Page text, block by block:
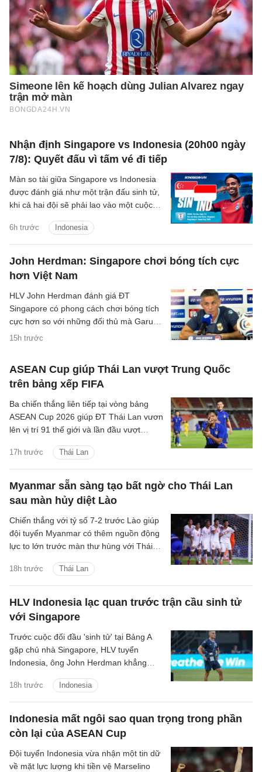
Nhận định Singapore vs Indonesia (20h00 ngày
7/8): Quyết đấu vì tấm vé đi tiếp
6h trước Indonesia
Màn so tài giữa Singapore vs Indonesia
được đánh giá như một trận đấu sinh tử,
khi cả hai đội sẽ phải lao vào một cuộc
vào bán kết.
John Herdman: Singapore chơi bóng tích cực
hơn Việt Nam
15h trước
HLV John Herdman đánh giá ĐT
Singapore có phong cách chơi bóng tích
cực hơn so với những đối thủ mà Garuda
đã gặp trước đó.
ASEAN Cup giúp Thái Lan vượt Trung Quốc
trên bảng xếp FIFA
17h trước Thái Lan
Ba chiến thắng liên tiếp tại vòng bảng
ASEAN Cup 2026 giúp ĐT Thái Lan vươn
lên vị trí 91 thế giới và lần đầu vượt
Myanmar sẵn sàng tạo bất ngờ cho Thái Lan
sau màn hủy diệt Lào
18h trước Thái Lan
Chiến thắng với tỷ số 7-2 trước Lào giúp
đội tuyển Myanmar có thêm nguồn động
lực to lớn trước màn thư hùng với Thái
HLV Indonesia lạc quan trước trận cầu sinh tử
với Singapore
18h trước Indonesia
Trước cuộc đối đầu 'sinh tử' tại Bảng A
gặp chủ nhà Singapore, HLV tuyển
Indonesia, ông John Herdman khẳng
giành chiến thắng để giữ vững hy vọng
giành chức vô địch.
Indonesia mất ngôi sao quan trọng trong phần
còn lại của ASEAN Cup
Đội tuyển Indonesia vừa nhận một tin dữ
về mặt lực lượng khi tiền vệ Marselino